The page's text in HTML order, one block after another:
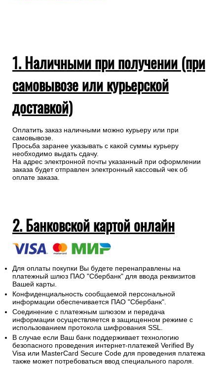
1. Наличными при получении (при
самовывозе или курьерской
доставкой)
Оплатить заказ наличными можно курьеру или при
самовывозе.
Просьба заранее указывать с какой суммы курьеру
необходимо выдать сдачу.
На адрес электронной почты указанный при оформлении
заказа будет отправлен электронный кассовый чек об
оплате заказа.
2. Банковской картой онлайн
Для оплаты покупки Вы будете перенаправлены на
платежный шлюз ПАО "Сбербанк" для ввода реквизитов
Вашей карты.
Конфиденциальность сообщаемой персональной
информации обеспечивается ПАО "Сбербанк".
Соединение с платежным шлюзом и передача
информации осуществляется в защищенном режиме с
использованием протокола шифрования SSL.
В случае если Ваш банк поддерживает технологию
безопасного проведения интернет-платежей Verified By
Visa или MasterCard Secure Code для проведения платежа
также может потребоваться ввод специального пароля.